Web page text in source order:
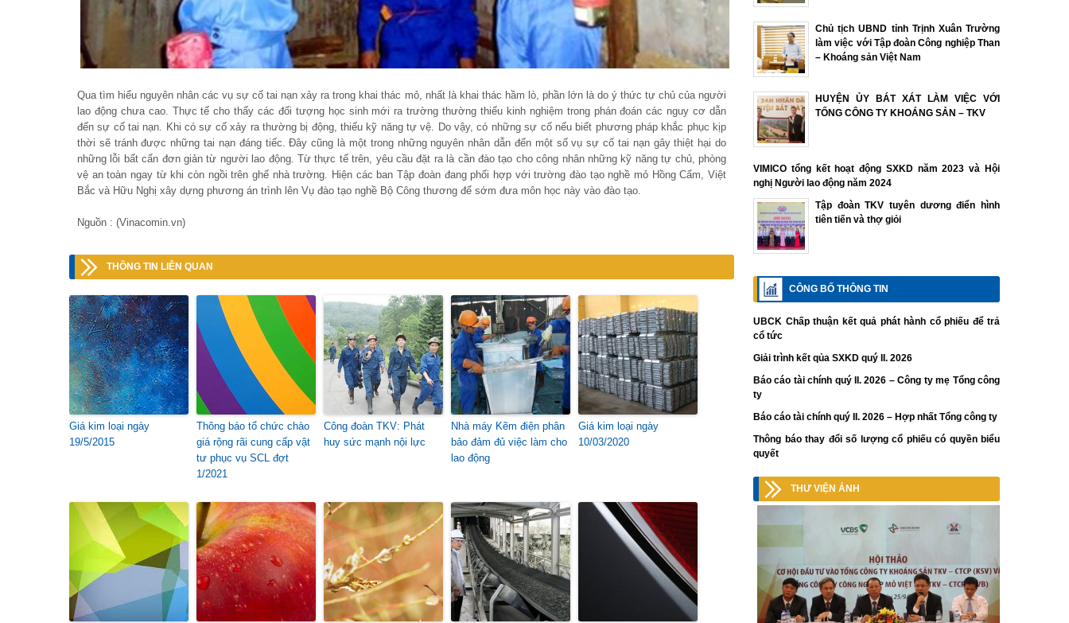
Qua tìm hiểu nguyên nhân các vụ sự cố tai nạn xảy ra trong khai thác mỏ, nhất là khai thác hầm lò, phần lớn là do ý thức tự chủ của người
lao động chưa cao. Thực tế cho thấy các đối tượng học sinh mới ra trường thường thiếu kinh nghiệm trong phán đoán các nguy cơ dẫn
đến sự cố tai nạn. Khi có sự cố xảy ra thường bị động, thiếu kỹ năng tự vệ. Do vậy, có những sự cố nếu biết phương pháp khắc phục kịp
thời sẽ tránh được những tai nạn đáng tiếc. Đây cũng là một trong những nguyên nhân dẫn đến một số vụ sự cố tai nạn gây thiệt hại do
những lỗi bất cẩn đơn giản từ người lao động. Từ thực tế trên, yêu cầu đặt ra là cần đào tạo cho công nhân những kỹ năng tự chủ, phòng
vệ an toàn ngay từ khi còn ngồi trên ghế nhà trường. Hiện các ban Tập đoàn đang phối hợp với trường đào tạo nghề mỏ Hồng Cẩm, Việt
Bắc và Hữu Nghị xây dựng phương án trình lên Vụ đào tạo nghề Bộ Công thương để sớm đưa môn học này vào đào tạo.
Nguồn : (Vinacomin.vn)
THÔNG TIN LIÊN QUAN
Giá kim loại ngày
19/5/2015
Thông báo tổ chức chào
giá rộng rãi cung cấp vật
tư phục vụ SCL đợt
1/2021
Công đoàn TKV: Phát
huy sức mạnh nội lực
Nhà máy Kẽm điện phân
bảo đảm đủ việc làm cho
lao động
Giá kim loại ngày
10/03/2020
Chủ tịch UBND tỉnh Trịnh Xuân Trường
làm việc với Tập đoàn Công nghiệp Than
– Khoáng sản Việt Nam
HUYỆN ỦY BÁT XÁT LÀM VIỆC VỚI
TỔNG CÔNG TY KHOÁNG SẢN – TKV
VIMICO tổng kết hoạt động SXKD năm 2023 và Hội
nghị Người lao động năm 2024
Tập đoàn TKV tuyên dương điển hình
tiên tiến và thợ giỏi
CÔNG BỐ THÔNG TIN
UBCK Chấp thuận kết quả phát hành cổ phiếu để trả
cổ tức
Giải trình kết qủa SXKD quý II. 2026
Báo cáo tài chính quý II. 2026 – Công ty mẹ Tổng công
ty
Báo cáo tài chính quý II. 2026 – Hợp nhất Tổng công ty
Thông báo thay đổi số lượng cổ phiếu có quyền biểu
quyết
THƯ VIỆN ẢNH